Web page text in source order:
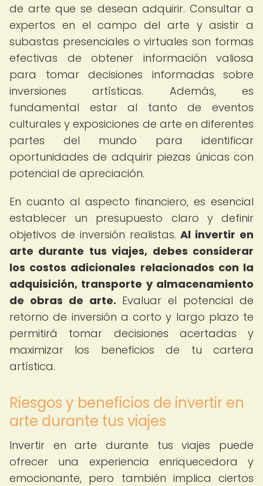
de arte que se desean adquirir. Consultar a
expertos en el campo del arte y asistir a
subastas presenciales o virtuales son formas
efectivas de obtener información valiosa
para tomar decisiones informadas sobre
inversiones artísticas. Además, es
fundamental estar al tanto de eventos
culturales y exposiciones de arte en diferentes
partes del mundo para identificar
oportunidades de adquirir piezas únicas con
potencial de apreciación.
En cuanto al aspecto financiero, es esencial
establecer un presupuesto claro y definir
objetivos de inversión realistas.Al invertir en
arte durante tus viajes, debes considerar
los costos adicionales relacionados con la
adquisición, transporte y almacenamiento
de obras de arte. Evaluar el potencial de
retorno de inversión a corto y largo plazo te
permitirá tomar decisiones acertadas y
maximizar los beneficios de tu cartera
artística.
Riesgos y beneficios de invertir en
arte durante tus viajes
Invertir en arte durante tus viajes puede
ofrecer una experiencia enriquecedora y
emocionante, pero también implica ciertos